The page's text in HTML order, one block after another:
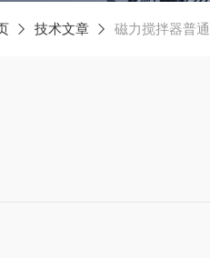
技术文章 磁力搅拌器普